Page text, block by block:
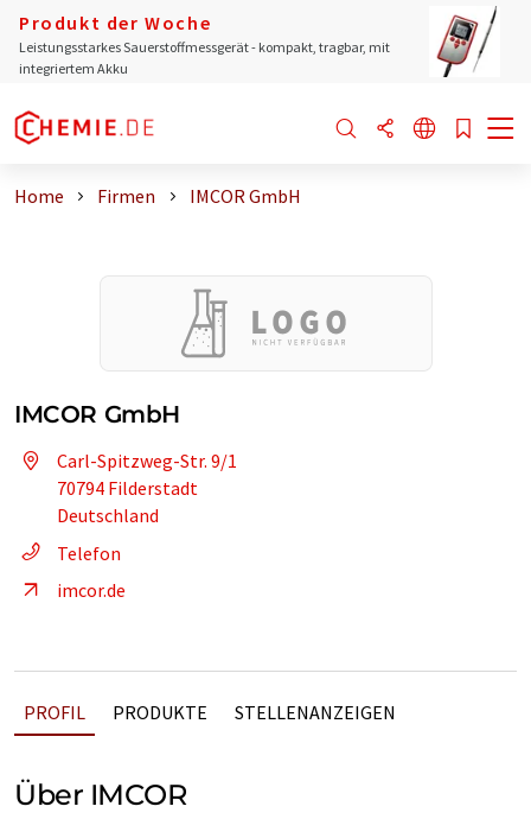
Produkt der Woche
Leistungsstarkes Sauerstoffmessgerät - kompakt, tragbar, mit
integriertem Akku
Home Firmen IMCOR GmbH
IMCOR GmbH
Carl-Spitzweg-Str. 9/1
70794 Filderstadt
Deutschland
Telefon
imcor.de
PROFIL PRODUKTE STELLENANZEIGEN
Über IMCOR